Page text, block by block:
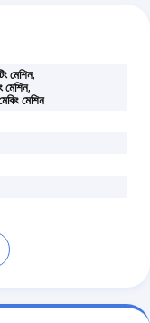
মেশিন,
মেশিন,
মেশিন